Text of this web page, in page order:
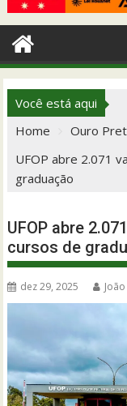
Você está aqui
Home
Ouro
UFOP abre 2.071
graduação
UFOP abre
cursos de
dez 29, 2025